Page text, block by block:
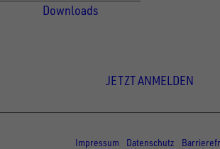
Downloads
JETZT ANMELDEN
Impressum
Datenschutz